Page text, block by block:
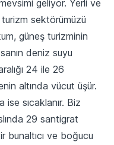
geliyor. Yerli ve
sektörümüzü
güneş turizminin
deniz suyu
24 ile 26
altında vücut üşür.
sıcaklanır. Biz
29 santigrat
bunaltıcı ve boğucu